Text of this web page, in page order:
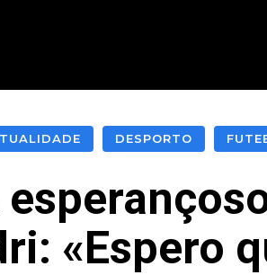
DESPORTO
«Espero